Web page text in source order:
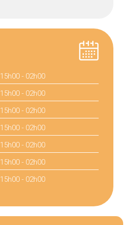
15h00 - 02h00
15h00 - 02h00
15h00 - 02h00
15h00 - 02h00
15h00 - 02h00
15h00 - 02h00
15h00 - 02h00